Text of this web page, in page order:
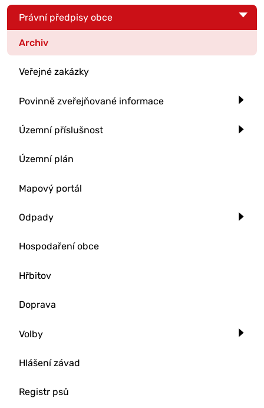
Právní předpisy obce
Archiv
Veřejné zakázky
Povinně zveřejňované informace
Územní příslušnost
Územní plán
Mapový portál
Odpady
Hospodaření obce
Hřbitov
Doprava
Volby
Hlášení závad
Registr psů